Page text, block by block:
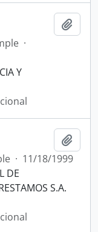
·
Y
· 11/18/1999
DE
S.A.